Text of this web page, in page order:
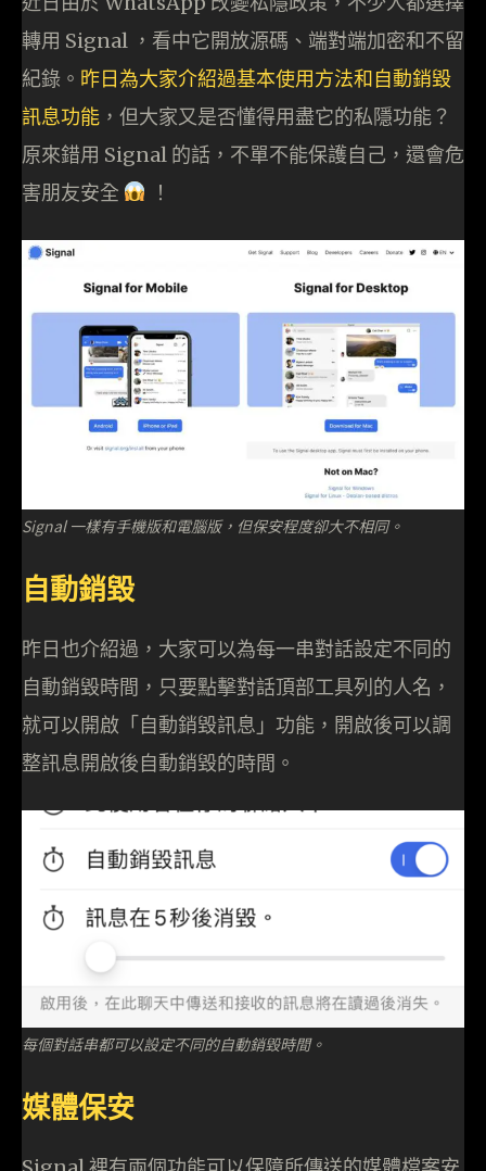
轉用 Signal ，看中它開放源碼、端對端加密和不留
紀錄。 昨日為大家介紹過基本使用方法和自動銷毀
訊息功能 ，但大家又是否懂得用盡它的私隱功能？
原來錯用 Signal 的話，不單不能保護自己，還會危
害朋友安全
！
Signal 一樣有手機版和電腦版，但保安程度卻大不相同。
自動銷毀
昨日也介紹過，大家可以為每一串對話設定不同的
自動銷毀時間，只要點擊對話頂部工具列的人名，
就可以開啟「自動銷毀訊息」功能，開啟後可以調
整訊息開啟後自動銷毀的時間。
每個對話串都可以設定不同的自動銷毀時間。
媒體保安